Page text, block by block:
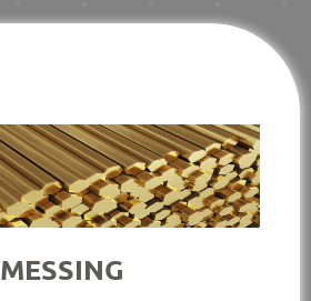
MESSING